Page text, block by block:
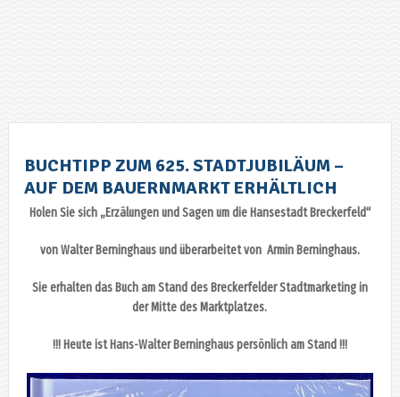
BUCHTIPP ZUM 625. STADTJUBILÄUM –
AUF DEM BAUERNMARKT ERHÄLTLICH
Holen Sie sich „Erzälungen und Sagen um die Hansestadt Breckerfeld“
von Walter Berninghaus und überarbeitet von Armin Berninghaus.
Sie erhalten das Buch am Stand des Breckerfelder Stadtmarketing in
der Mitte des Marktplatzes.
!!! Heute ist Hans-Walter Berninghaus persönlich am Stand !!!